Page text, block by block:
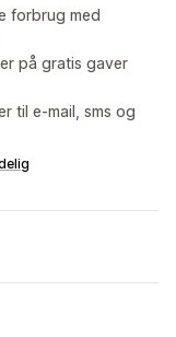
forbrug med
på gratis gaver
til e-mail, sms og